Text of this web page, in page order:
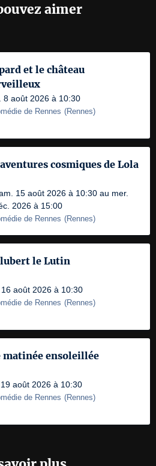
aimer
et le château
8 août 2026 à 10:30
de Rennes (Rennes)
cosmiques de Lola
15 août 2026 à 10:30 au mer.
2026 à 15:00
de Rennes (Rennes)
le Lutin
16 août 2026 à 10:30
de Rennes (Rennes)
matinée ensoleillée
août 2026 à 10:30
de Rennes (Rennes)